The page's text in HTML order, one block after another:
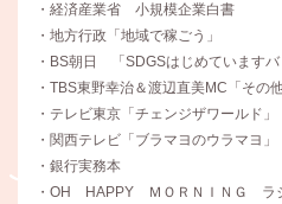
・経済産業省 小規模企業白書
・地方行政「地域で稼ごう」
・BS朝日 「SDGSはじめていますバ
・TBS東野幸治＆渡辺直美MC「その
・テレビ東京「チェンジザワールド」
・関西テレビ「ブラマヨのウラマヨ」
・銀行実務本
・OH HAPPY ＭＯＲＮＩＮＧ ラ